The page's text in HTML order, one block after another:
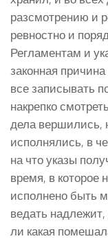
разсмотрению и
ревностно и
Регламентам и
законная
все записывать
накрепко
дела вершились,
исполнялись, в
на что указы
время, в которое
исполнено быть
ведать
ли какая